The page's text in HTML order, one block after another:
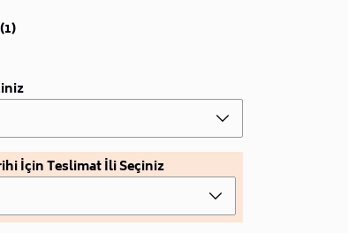
İçin Teslimat İli Seçiniz